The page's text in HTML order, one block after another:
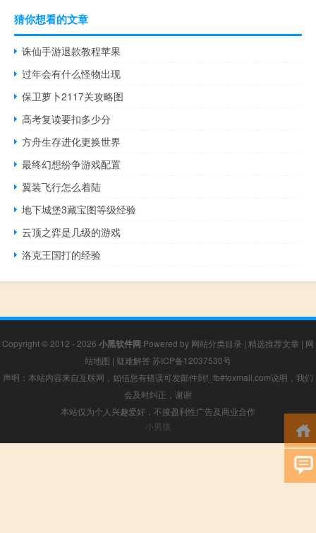
猜你想看的文章
诛仙手游退款教程苹果
过年会有什么怪物出现
保卫萝卜2117关攻略图
高考复读要扣多少分
方舟生存进化更换世界
最终幻想纷争游戏配置
翼装飞行怎么着陆
地下城堡3藏宝图等级经验
云顶之弈是几级的游戏
洛克王国打的经验
Copyright © 2012 - 2026 小黑软件网 Powered by 网站分类目录 | 精选推荐文章 | 网
站地图 | 疑难解答 苏ICP备12037530号
声明：本站内容来自互联网，如信息有错误可发邮件到f_fb#foxmail.com说明，我们
会及时纠正，谢谢
本站仅为个人兴趣爱好，不接盈利性广告及商业合作
小男孩